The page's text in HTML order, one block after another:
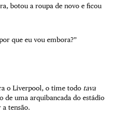
botou a roupa de novo e ficou
que eu vou embora?”
o Liverpool, o time todo tava
de uma arquibancada do estádio
tensão.